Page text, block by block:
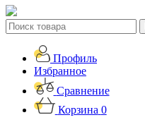
Профиль
Избранное
Сравнение
Корзина 0